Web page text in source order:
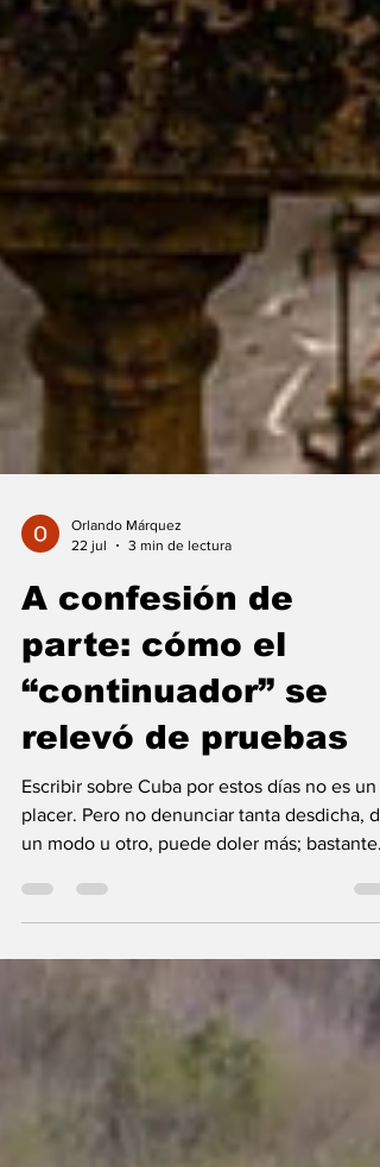
3 min de lectura
A confesión de
parte: cómo el
“continuador” se
relevó de pruebas
Escribir sobre Cuba por estos días no es un
placer. Pero no denunciar tanta desdicha, de
un modo u otro, puede doler más; bastante
aforismos populares. Uno de ellos volvió a
memoria días atrás mientras veía un reel, de
los muchos que invaden el teléfono sin ser